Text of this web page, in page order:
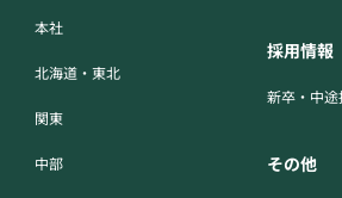
本社
北海道・東北
関東
中部
採用情報
新卒・中途
その他